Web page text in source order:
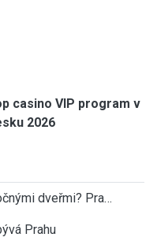
casino VIP program v
2026
dveřmi? Pra…
Prahu